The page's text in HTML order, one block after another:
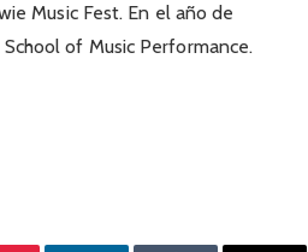
Music Fest. En el año de
of Music Performance.